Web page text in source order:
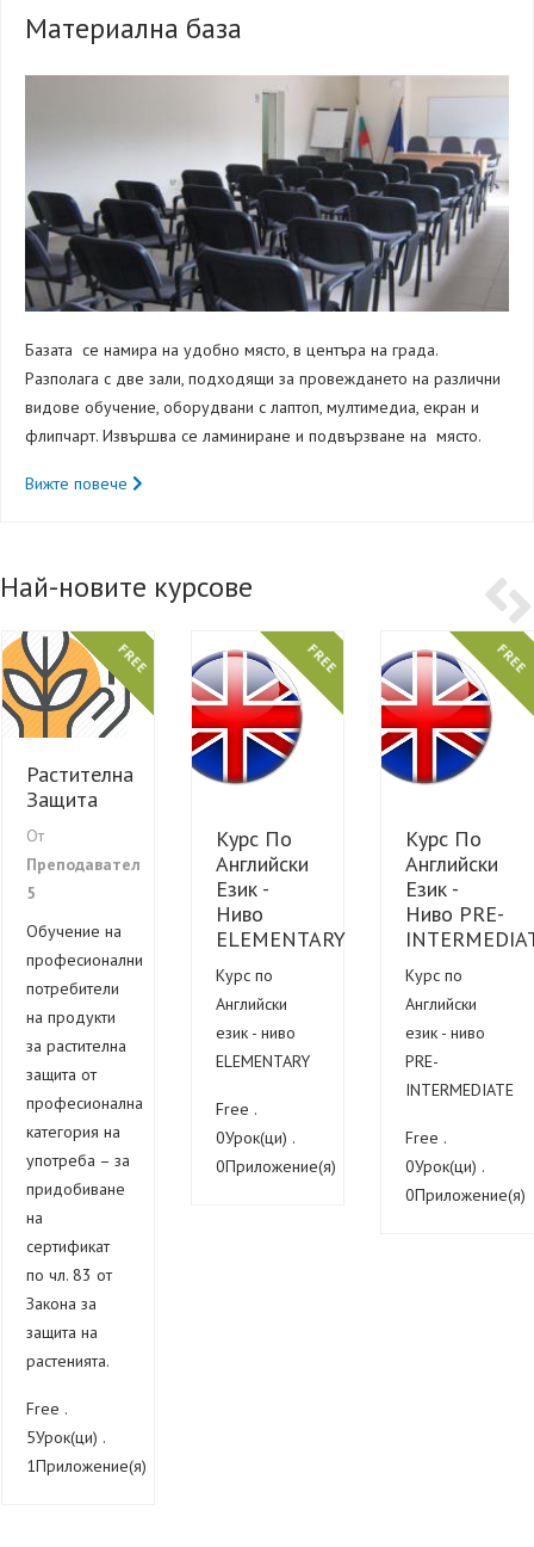
Материална база
Базата се намира на удобно място, в центъра на града.
Разполага с две зали, подходящи за провеждането на различни
видове обучение, оборудвани с лаптоп, мултимедиа, екран и
флипчарт. Извършва се ламиниране и подвързване на място.
Вижте повече
Най-новите курсове
FREE
Растителна
Защита
От
Преподавател
5
Обучение на
професионални
потребители
на продукти
за растителна
защита от
професионална
категория на
употреба – за
придобиване
на
сертификат
по чл. 83 от
Закона за
защита на
растенията.
Free .
5Урок(ци) .
1Приложение(я)
FREE
Курс По
Английски
Език -
Ниво
ELEMENTARY
Курс по
Английски
език - ниво
ELEMENTARY
Free .
0Урок(ци) .
0Приложение(я)
FREE
Курс По
Английски
Език -
Ниво PRE-
Курс по
Английски
език - ниво
PRE-
INTERMEDIATE
Free .
0Урок(ци) .
0Приложение(я)